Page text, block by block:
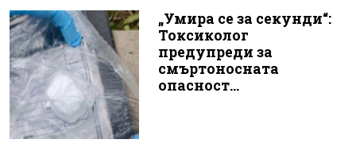
„Умира се за секунди“:
Токсиколог
предупреди за
смъртоносната
опасност...